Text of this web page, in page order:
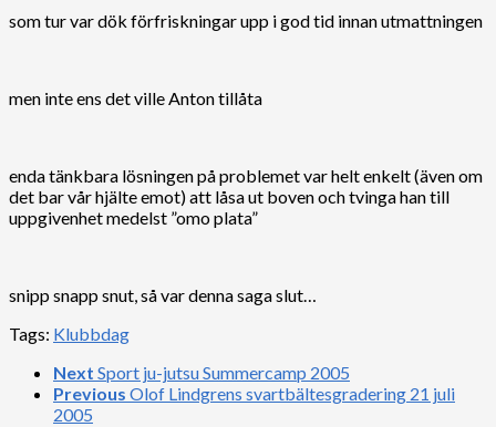
som tur var dök förfriskningar upp i god tid innan utmattningen
men inte ens det ville Anton tillåta
enda tänkbara lösningen på problemet var helt enkelt (även om
det bar vår hjälte emot) att låsa ut boven och tvinga han till
uppgivenhet medelst ”omo plata”
snipp snapp snut, så var denna saga slut…
Tags: Klubbdag
Next Sport ju-jutsu Summercamp 2005
Previous Olof Lindgrens svartbältesgradering 21 juli
2005